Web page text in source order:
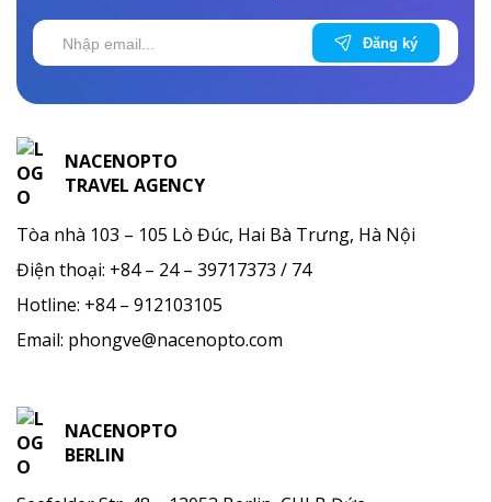
NACENOPTO
TRAVEL AGENCY
Tòa nhà 103 – 105 Lò Đúc, Hai Bà Trưng, Hà Nội
Điện thoại: +84 – 24 – 39717373 / 74
Hotline: +84 – 912103105
Email: phongve@nacenopto.com
NACENOPTO
BERLIN